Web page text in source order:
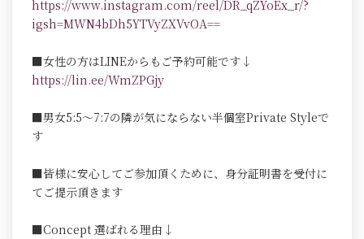
https://www.instagram.com/reel/DR_qZYoEx_r/?
igsh=MWN4bDh5YTVyZXVvOA==
■女性の方はLINEからもご予約可能です↓
https://lin.ee/WmZPGjy
■男女5:5～7:7の隣が気にならない半個室Private Styleで
す
■皆様に安心してご参加頂くために、身分証明書を受付に
てご提示頂きます
■Concept 選ばれる理由↓